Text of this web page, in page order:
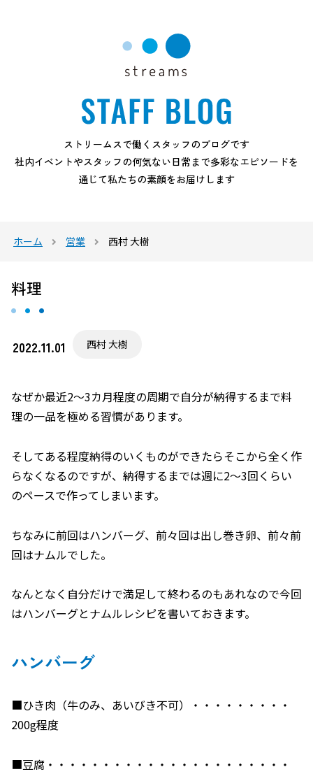
ストリームスで働くスタッフのブログです
社内イベントやスタッフの何気ない日常まで多彩なエピソードを
通じて私たちの素顔をお届けします
ホーム 営業 西村 大樹
料理
2022.11.01 西村 大樹
なぜか最近2～3カ月程度の周期で自分が納得するまで料
理の一品を極める習慣があります。
そしてある程度納得のいくものができたらそこから全く作
らなくなるのですが、納得するまでは週に2～3回くらい
のペースで作ってしまいます。
ちなみに前回はハンバーグ、前々回は出し巻き卵、前々前
回はナムルでした。
なんとなく自分だけで満足して終わるのもあれなので今回
はハンバーグとナムルレシピを書いておきます。
ハンバーグ
■ひき肉（牛のみ、あいびき不可）・・・・・・・・・
200g程度
■豆腐・・・・・・・・・・・・・・・・・・・・・・